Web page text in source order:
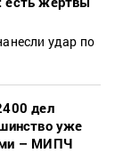
удар по
дел
уже
– МИПЧ